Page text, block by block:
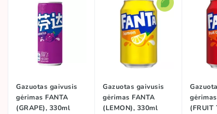
Gazuotas gaivusis
gėrimas FANTA
(GRAPE), 330ml
Gazuotas gaivusis
gėrimas FANTA
(LEMON), 330ml
(FRUIT